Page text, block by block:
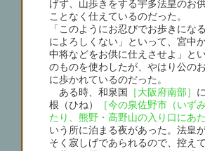
げず、山歩きをする宇多法皇のお
ことなく仕えているのだった。
「このようにお忍びでお歩きにな
によろしくない」といって、宮中
中将などをお供に仕えさせよ」と
のものを使わしたが、やはり公の
に歩かれているのだった。
ある時、和泉国 ［大阪府南部］
根（ひね）
［今の泉佐野市（いず
たり、熊野・高野山の入り口にあた
いう所に泊まる夜があった。法皇
そく寂しげであられるので、控え